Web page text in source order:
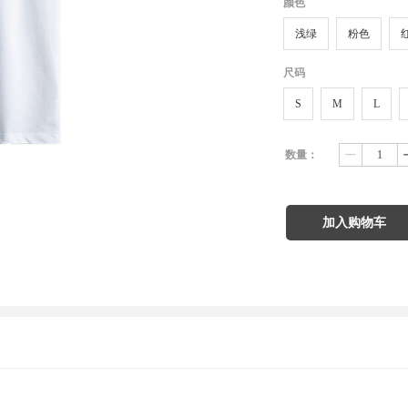
颜色
浅绿 粉色
尺码
S M L
数量： ꄷ
加入购物车